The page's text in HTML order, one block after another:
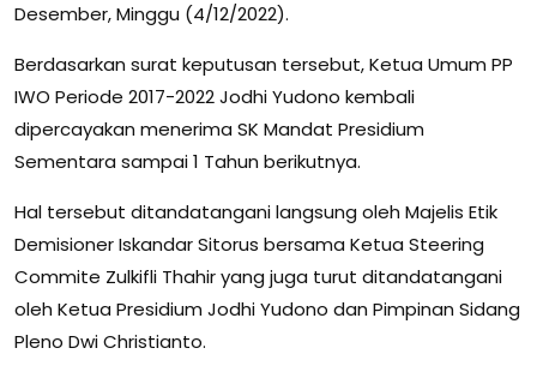
Desember, Minggu (4/12/2022).
Berdasarkan surat keputusan tersebut, Ketua Umum PP
IWO Periode 2017-2022 Jodhi Yudono kembali
dipercayakan menerima SK Mandat Presidium
Sementara sampai 1 Tahun berikutnya.
Hal tersebut ditandatangani langsung oleh Majelis Etik
Demisioner Iskandar Sitorus bersama Ketua Steering
Commite Zulkifli Thahir yang juga turut ditandatangani
oleh Ketua Presidium Jodhi Yudono dan Pimpinan Sidang
Pleno Dwi Christianto.